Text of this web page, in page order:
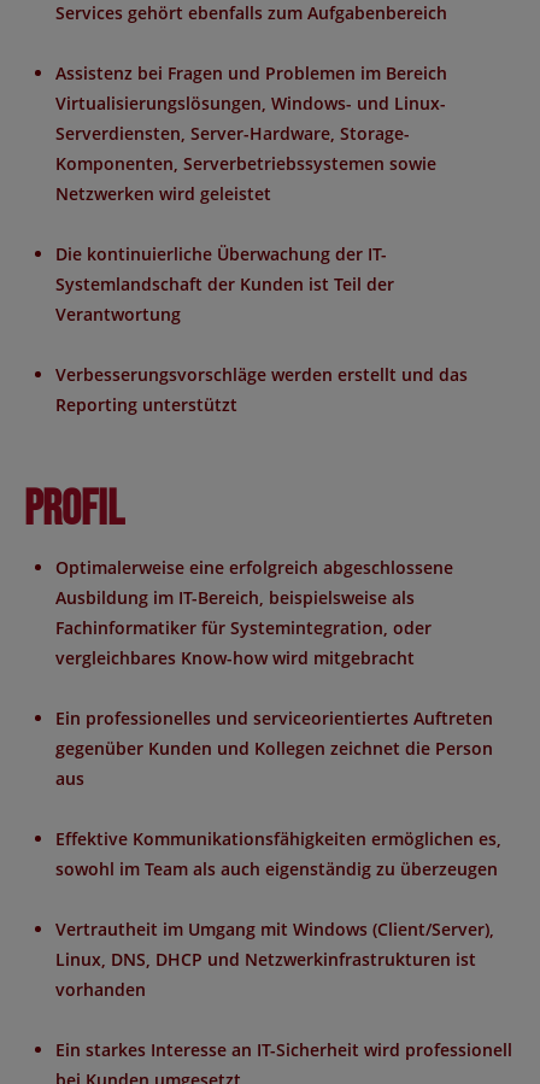
Services gehört ebenfalls zum Aufgabenbereich
Assistenz bei Fragen und Problemen im Bereich
Virtualisierungslösungen, Windows- und Linux-
Serverdiensten, Server-Hardware, Storage-
Komponenten, Serverbetriebssystemen sowie
Netzwerken wird geleistet
Die kontinuierliche Überwachung der IT-
Systemlandschaft der Kunden ist Teil der
Verantwortung
Verbesserungsvorschläge werden erstellt und das
Reporting unterstützt
Profil
Optimalerweise eine erfolgreich abgeschlossene
Ausbildung im IT-Bereich, beispielsweise als
Fachinformatiker für Systemintegration, oder
vergleichbares Know-how wird mitgebracht
Ein professionelles und serviceorientiertes Auftreten
gegenüber Kunden und Kollegen zeichnet die Person
aus
Effektive Kommunikationsfähigkeiten ermöglichen es,
sowohl im Team als auch eigenständig zu überzeugen
Vertrautheit im Umgang mit Windows (Client/Server),
Linux, DNS, DHCP und Netzwerkinfrastrukturen ist
vorhanden
Ein starkes Interesse an IT-Sicherheit wird professionell